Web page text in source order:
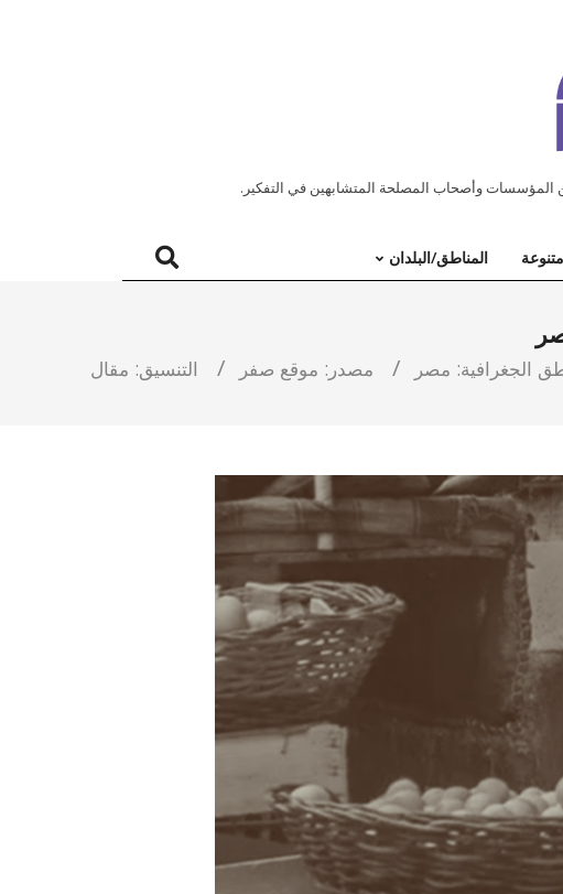
وأصحاب المصلحة المتشابهين في التفكير.
المناطق/البلدان
الجغرافية: مصر مصدر: موقع صفر التنسيق: مقال